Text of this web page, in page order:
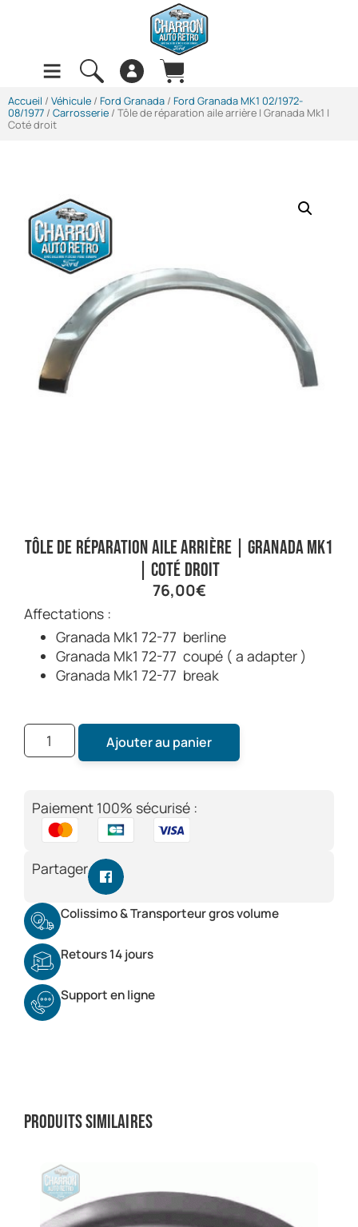
Accueil / Véhicule / Ford Granada / Ford Granada MK1 02/1972-
08/1977 / Carrosserie / Tôle de réparation aile arrière | Granada Mk1 |
Coté droit
Tôle de réparation aile arrière | Granada Mk1
| Coté droit
76,00€
Affectations :
Granada Mk1 72-77 berline
Granada Mk1 72-77 coupé ( a adapter )
Granada Mk1 72-77 break
Ajouter au panier
Paiement 100% sécurisé :
Partager
Colissimo & Transporteur gros volume
Retours 14 jours
Support en ligne
Produits similaires